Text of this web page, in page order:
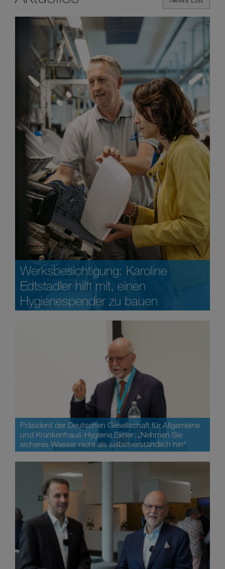
Werksbesichtigung: Karoline
Edtstadler hilft mit, einen
Hygienespender zu bauen
Präsident der Deutschen Gesellschaft für Allgemeine
und Krankenhaus-Hygiene Exner: „Nehmen Sie
sicheres Wasser nicht als selbstverständlich hin“